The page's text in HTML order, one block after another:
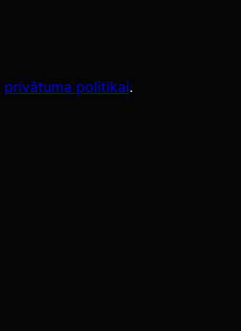
privātuma politikai.